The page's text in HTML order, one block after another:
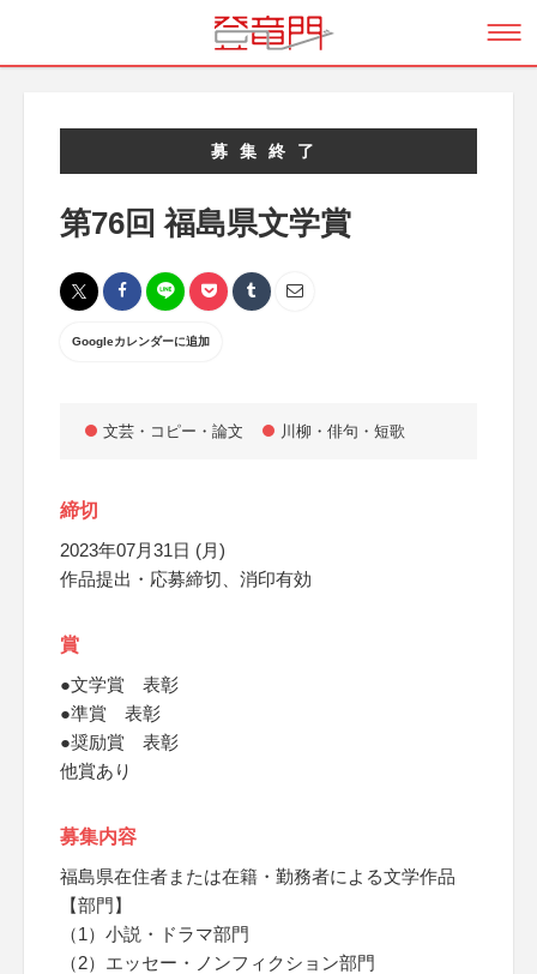
募集終了
第76回 福島県文学賞
Googleカレンダーに追加
文芸・コピー・論文 川柳・俳句・短歌
締切
2023年07月31日 (月)
作品提出・応募締切、消印有効
賞
●文学賞 表彰
●準賞 表彰
●奨励賞 表彰
他賞あり
募集内容
福島県在住者または在籍・勤務者による文学作品
【部門】
（1）小説・ドラマ部門
（2）エッセー・ノンフィクション部門